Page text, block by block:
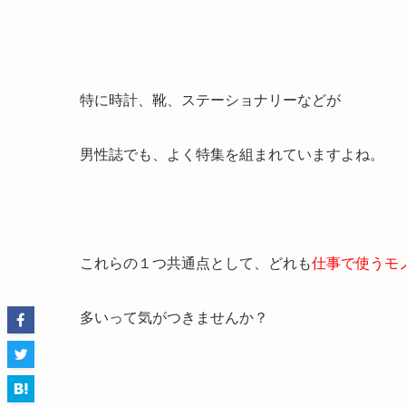
特に時計、靴、ステーショナリーなどが
男性誌でも、よく特集を組まれていますよね。
これらの１つ共通点として、どれも仕事で使うモ
多いって気がつきませんか？